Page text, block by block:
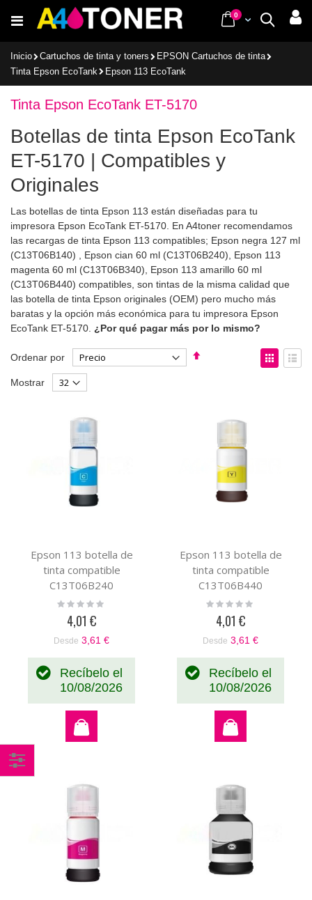
al
Buscar
Cart
0items
Inicio Cartuchos de tinta y toners
EPSON Cartuchos de tinta
Tinta Epson EcoTank
Epson 113 EcoTank
Tinta Epson EcoTank ET-5170
Botellas de tinta Epson EcoTank
ET-5170 | Compatibles y
Originales
Las botellas de tinta Epson 113 están diseñadas para tu
impresora Epson EcoTank ET-5170. En A4toner recomendamos
las recargas de tinta Epson 113 compatibles; Epson negra 127 ml
(C13T06B140) , Epson cian 60 ml (C13T06B240), Epson 113
magenta 60 ml (C13T06B340), Epson 113 amarillo 60 ml
(C13T06B440) compatibles, son tintas de la misma calidad que
las botella de tinta Epson originales (OEM) pero mucho más
baratas y la opción más económica para tu impresora Epson
EcoTank ET-5170. ¿Por qué pagar más por lo mismo?
Ordenar por
Fijar
Ver
como
Mostrar
Epson 113 botella de
tinta compatible
C13T06B240
Rating:
4,01 €
Desde 3,61 €
Recíbelo el
10/08/2026
Epson 113 botella de
tinta compatible
C13T06B440
Rating:
4,01 €
Desde 3,61 €
Recíbelo el
10/08/2026
Comprar